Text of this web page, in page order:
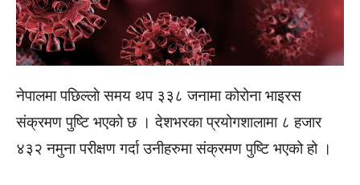
नेपालमा पछिल्लाे समय थप ३३८ जनामा कोरोना भाइरस
संक्रमण पुष्टि भएको छ । देशभरका प्रयोगशालामा ८ हजार
४३२ नमुना परीक्षण गर्दा उनीहरुमा संक्रमण पुष्टि भएको हो ।